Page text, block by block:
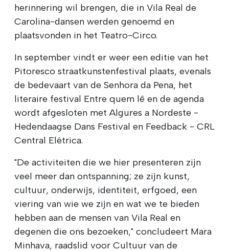
herinnering wil brengen, die in Vila Real de
Carolina-dansen werden genoemd en
plaatsvonden in het Teatro-Circo.
In september vindt er weer een editie van het
Pitoresco straatkunstenfestival plaats, evenals
de bedevaart van de Senhora da Pena, het
literaire festival Entre quem lê en de agenda
wordt afgesloten met Algures a Nordeste -
Hedendaagse Dans Festival en Feedback - CRL
Central Elétrica.
"De activiteiten die we hier presenteren zijn
veel meer dan ontspanning; ze zijn kunst,
cultuur, onderwijs, identiteit, erfgoed, een
viering van wie we zijn en wat we te bieden
hebben aan de mensen van Vila Real en
degenen die ons bezoeken," concludeert Mara
Minhava, raadslid voor Cultuur van de